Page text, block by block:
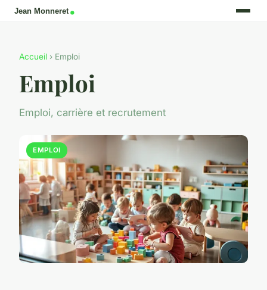
Accueil › Emploi
Emploi
Emploi, carrière et recrutement
EMPLOI